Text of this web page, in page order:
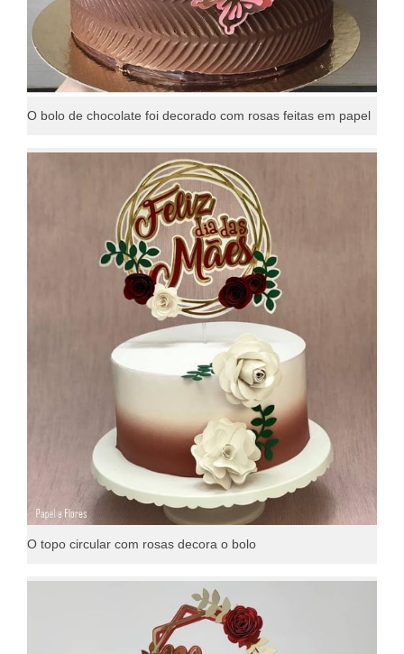
O bolo de chocolate foi decorado com rosas feitas em papel
O topo circular com rosas decora o bolo